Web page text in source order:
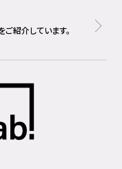
紹介しています。